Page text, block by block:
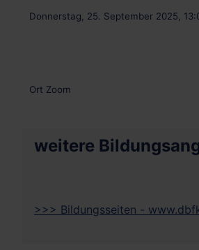
Donnerstag, 25. September 2025,
Ort Zoom
weitere
>>> Bildungsseiten -